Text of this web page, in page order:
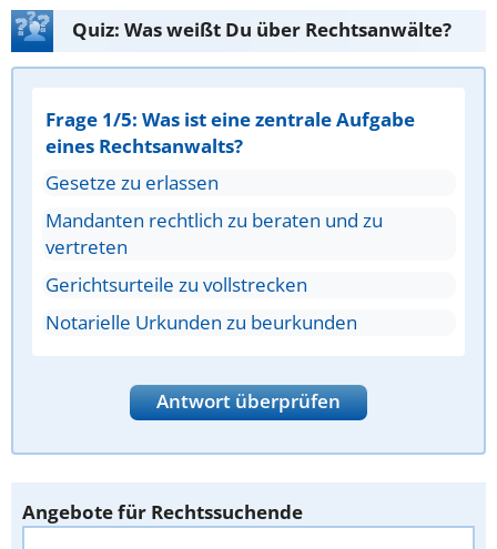
Quiz: Was weißt Du über Rechtsanwälte?
Frage 1/5: Was ist eine zentrale Aufgabe
eines Rechtsanwalts?
Gesetze zu erlassen
Mandanten rechtlich zu beraten und zu
vertreten
Gerichtsurteile zu vollstrecken
Notarielle Urkunden zu beurkunden
Antwort überprüfen
Angebote für Rechtssuchende